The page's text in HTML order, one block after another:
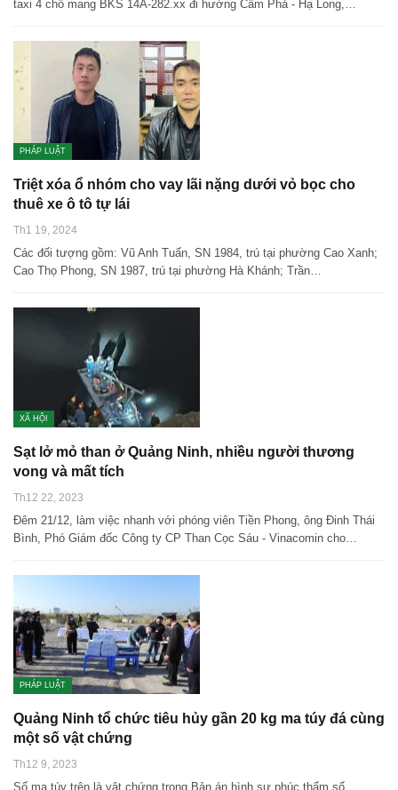
taxi 4 chỗ mang BKS 14A-282.xx đi hướng Cẩm Phả - Hạ Long,…
PHÁP LUẬT
Triệt xóa ổ nhóm cho vay lãi nặng dưới vỏ bọc cho
thuê xe ô tô tự lái
Th1 19, 2024
Các đối tượng gồm: Vũ Anh Tuấn, SN 1984, trú tại phường Cao Xanh;
Cao Thọ Phong, SN 1987, trú tại phường Hà Khánh; Trần…
XÃ HỘI
Sạt lở mỏ than ở Quảng Ninh, nhiều người thương
vong và mất tích
Th12 22, 2023
Đêm 21/12, làm việc nhanh với phóng viên Tiền Phong, ông Đinh Thái
Bình, Phó Giám đốc Công ty CP Than Cọc Sáu - Vinacomin cho…
PHÁP LUẬT
Quảng Ninh tổ chức tiêu hủy gần 20 kg ma túy đá cùng
một số vật chứng
Th12 9, 2023
Số ma túy trên là vật chứng trong Bản án hình sự phúc thẩm số